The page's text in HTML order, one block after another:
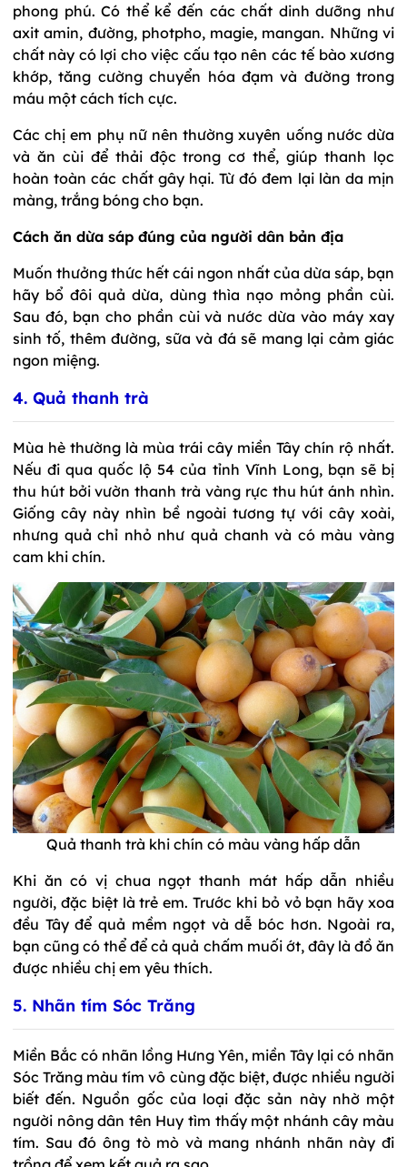
phong phú. Có thể kể đến các chất dinh dưỡng như
axit amin, đường, photpho, magie, mangan. Những vi
chất này có lợi cho việc cấu tạo nên các tế bào xương
khớp, tăng cường chuyển hóa đạm và đường trong
máu một cách tích cực.
Các chị em phụ nữ nên thường xuyên uống nước dừa
và ăn cùi để thải độc trong cơ thể, giúp thanh lọc
hoàn toàn các chất gây hại. Từ đó đem lại làn da mịn
màng, trắng bóng cho bạn.
Cách ăn dừa sáp đúng của người dân bản địa
Muốn thưởng thức hết cái ngon nhất của dừa sáp, bạn
hãy bổ đôi quả dừa, dùng thìa nạo mỏng phần cùi.
Sau đó, bạn cho phần cùi và nước dừa vào máy xay
sinh tố, thêm đường, sữa và đá sẽ mang lại cảm giác
ngon miệng.
4. Quả thanh trà
Mùa hè thường là mùa trái cây miền Tây chín rộ nhất.
Nếu đi qua quốc lộ 54 của tỉnh Vĩnh Long, bạn sẽ bị
thu hút bởi vườn thanh trà vàng rực thu hút ánh nhìn.
Giống cây này nhìn bề ngoài tương tự với cây xoài,
nhưng quả chỉ nhỏ như quả chanh và có màu vàng
cam khi chín.
Quả thanh trà khi chín có màu vàng hấp dẫn
Khi ăn có vị chua ngọt thanh mát hấp dẫn nhiều
người, đặc biệt là trẻ em. Trước khi bỏ vỏ bạn hãy xoa
đều Tây để quả mềm ngọt và dễ bóc hơn. Ngoài ra,
bạn cũng có thể để cả quả chấm muối ớt, đây là đồ ăn
được nhiều chị em yêu thích.
5. Nhãn tím Sóc Trăng
Miền Bắc có nhãn lồng Hưng Yên, miền Tây lại có nhãn
Sóc Trăng màu tím vô cùng đặc biệt, được nhiều người
biết đến. Nguồn gốc của loại đặc sản này nhờ một
người nông dân tên Huy tìm thấy một nhánh cây màu
tím. Sau đó ông tò mò và mang nhánh nhãn này đi